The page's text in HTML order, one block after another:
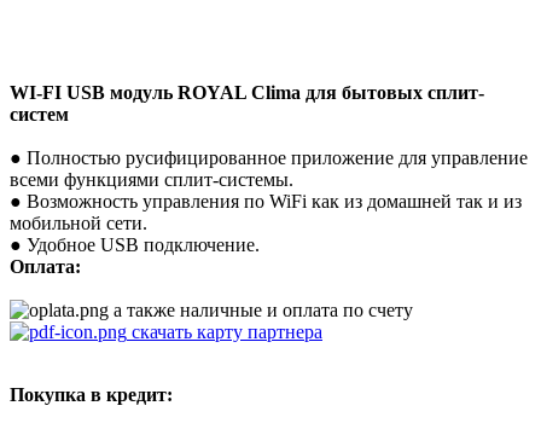
WI-FI USB модуль ROYAL Clima для бытовых сплит-
систем
● Полностью русифицированное приложение для управление
всеми функциями сплит-системы.
● Возможность управления по WiFi как из домашней так и из
мобильной сети.
● Удобное USB подключение.
Оплата:
а также наличные и оплата по счету
скачать карту партнера
Покупка в кредит: